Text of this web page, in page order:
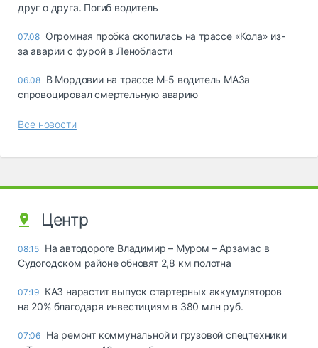
друг о друга. Погиб водитель
07.08 Огромная пробка скопилась на трассе «Кола» из-
за аварии с фурой в Ленобласти
06.08 В Мордовии на трассе М-5 водитель МАЗа
спровоцировал смертельную аварию
Все новости
Центр
08:15 На автодороге Владимир – Муром – Арзамас в
Судогодском районе обновят 2,8 км полотна
07:19 КАЗ нарастит выпуск стартерных аккумуляторов
на 20% благодаря инвестициям в 380 млн руб.
07:06 На ремонт коммунальной и грузовой спецтехники